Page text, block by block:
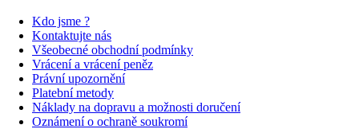
Kdo jsme ?
Kontaktujte nás
Všeobecné obchodní podmínky
Vrácení a vrácení peněz
Právní upozornění
Platební metody
Náklady na dopravu a možnosti doručení
Oznámení o ochraně soukromí